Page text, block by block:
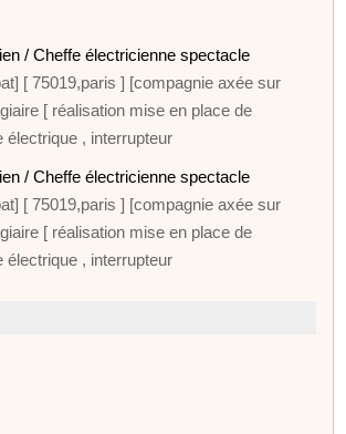
/ Cheffe électricienne spectacle
[ 75019,paris ] [compagnie axée sur
[ réalisation mise en place de
électrique , interrupteur
/ Cheffe électricienne spectacle
[ 75019,paris ] [compagnie axée sur
[ réalisation mise en place de
électrique , interrupteur